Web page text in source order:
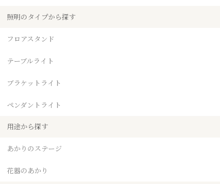
照明のタイプから探す
フロアスタンド
テーブルライト
ブラケットライト
ペンダントライト
用途から探す
あかりのステージ
花器のあかり